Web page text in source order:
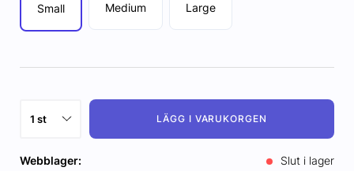
Small Medium Large
LÄGG I VARUKORGEN
Webblager:
Slut i lager